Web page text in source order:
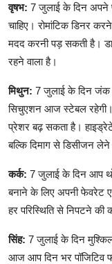
वृषभ: 7 जुलाई के दिन अपने
चाहिए। रोमांटिक डिनर
मदद करनी पड़ सकती है।
रहने वाला है।
मिथुन: 7 जुलाई के दिन जंक
सिचुएशन आज स्टेबल रहेगी।
प्रेशर बढ़ सकता है।
बल्कि दिमाग से डिसीजन लेने
कर्क: 7 जुलाई के दिन आप
बनाने के लिए अपनी फेवरेट
हर परिस्थिति से निपटने
सिंह: 7 जुलाई के दिन
आज आप दिन भर पॉजिटिव